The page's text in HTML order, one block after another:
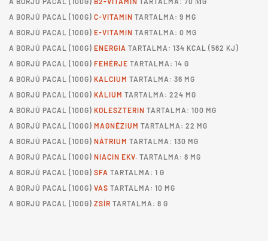
A BORJÚ PACAL (100G) C-VITAMIN TARTALMA: 9 MG
A BORJÚ PACAL (100G) E-VITAMIN TARTALMA: 0 MG
A BORJÚ PACAL (100G) ENERGIA TARTALMA: 134 KCAL (562 KJ)
A BORJÚ PACAL (100G) FEHÉRJE TARTALMA: 14 G
A BORJÚ PACAL (100G) KALCIUM TARTALMA: 36 MG
A BORJÚ PACAL (100G) KÁLIUM TARTALMA: 224 MG
A BORJÚ PACAL (100G) KOLESZTERIN TARTALMA: 100 MG
A BORJÚ PACAL (100G) MAGNÉZIUM TARTALMA: 22 MG
A BORJÚ PACAL (100G) NÁTRIUM TARTALMA: 130 MG
A BORJÚ PACAL (100G) NIACIN EKV. TARTALMA: 8 MG
A BORJÚ PACAL (100G) SFA TARTALMA: 1 G
A BORJÚ PACAL (100G) VAS TARTALMA: 10 MG
A BORJÚ PACAL (100G) ZSÍR TARTALMA: 8 G